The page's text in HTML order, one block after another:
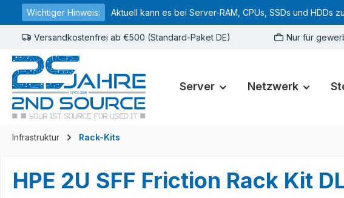
Zur Hauptnavigation springen
Wichtiger Hinweis: Aktuell kann es bei Server-RAM, CPUs, SSDs und
Versandkostenfrei ab €500 (Standard-Paket DE) Nur für
Server Netzwerk
Infrastruktur Rack-Kits
HPE 2U SFF Friction Rack Kit